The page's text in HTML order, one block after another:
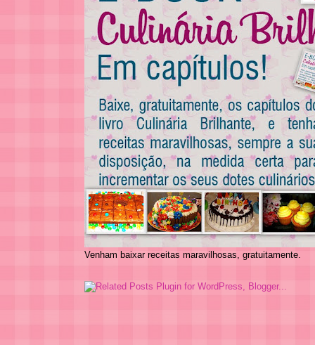
Venham baixar receitas maravilhosas, gratuitamente.